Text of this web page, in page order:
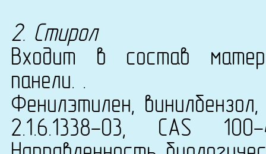
2. Стирол
Входит в состав
панели. .
Фенилэтилен,
2.1.6.1338-03, CAS